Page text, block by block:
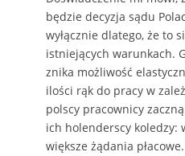
będzie decyzja sądu
wyłącznie dlatego, że to
istniejących warunkach.
znika możliwość
ilości rąk do pracy w
polscy pracownicy
ich holenderscy koledzy:
większe żądania